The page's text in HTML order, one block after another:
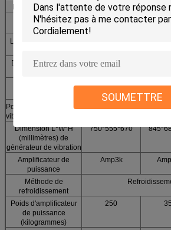
SOUMETTRE
Max. Velocity (cm/s)
120
Charge utile
(kilogrammes)
120
La masse d'armature
Diamètre d'armature
φ150
Poids de générateur de
vibration (kilogrammes)
Dimension L*W*H
(millimètres) de
générateur de vibration
750*555*670
Amplificateur de
puissance
Amp3k
Méthode de
refroidissement
Poids d'amplificateur
de puissance
(kilogrammes)
250